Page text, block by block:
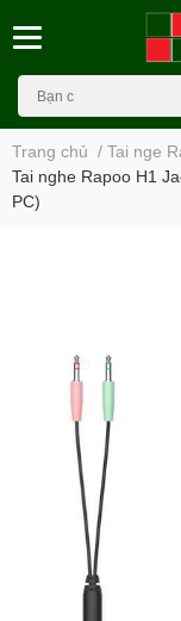
Trang chủ / Tai nge
Tai nghe Rapoo H1
PC)